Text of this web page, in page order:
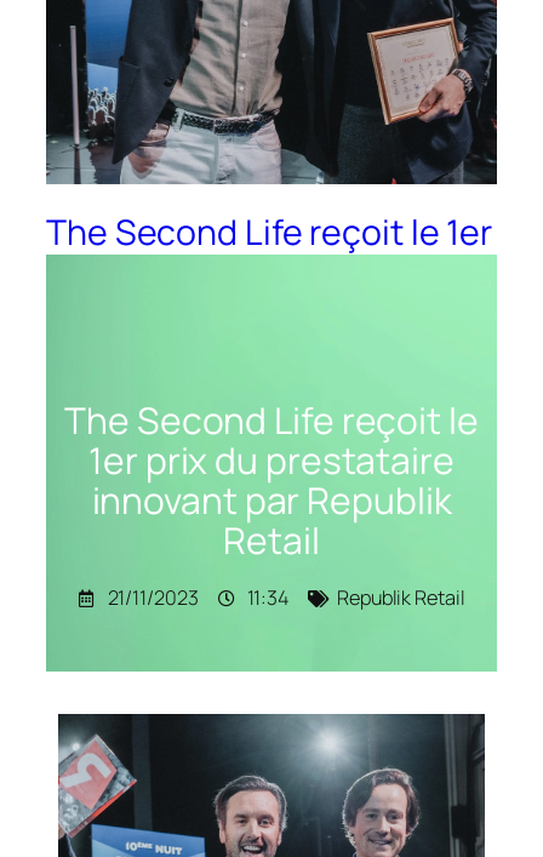
The Second Life reçoit le 1er
prix du prestataire innovant
The Second Life reçoit le
1er prix du prestataire
innovant par Republik
Retail
21/11/2023 11:34 Republik Retail